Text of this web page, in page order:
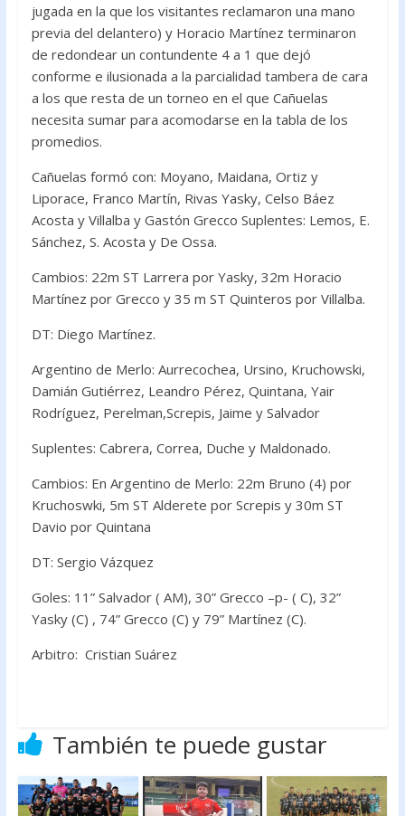
jugada en la que los visitantes reclamaron una mano
previa del delantero) y Horacio Martínez terminaron
de redondear un contundente 4 a 1 que dejó
conforme e ilusionada a la parcialidad tambera de cara
a los que resta de un torneo en el que Cañuelas
necesita sumar para acomodarse en la tabla de los
promedios.
Cañuelas formó con: Moyano, Maidana, Ortiz y
Liporace, Franco Martín, Rivas Yasky, Celso Báez
Acosta y Villalba y Gastón Grecco Suplentes: Lemos, E.
Sánchez, S. Acosta y De Ossa.
Cambios: 22m ST Larrera por Yasky, 32m Horacio
Martínez por Grecco y 35 m ST Quinteros por Villalba.
DT: Diego Martínez.
Argentino de Merlo: Aurrecochea, Ursino, Kruchowski,
Damián Gutiérrez, Leandro Pérez, Quintana, Yair
Rodríguez, Perelman,Screpis, Jaime y Salvador
Suplentes: Cabrera, Correa, Duche y Maldonado.
Cambios: En Argentino de Merlo: 22m Bruno (4) por
Kruchoswki, 5m ST Alderete por Screpis y 30m ST
Davio por Quintana
DT: Sergio Vázquez
Goles: 11” Salvador ( AM), 30” Grecco –p- ( C), 32”
Yasky (C) , 74” Grecco (C) y 79” Martínez (C).
Arbitro: Cristian Suárez
También te puede gustar